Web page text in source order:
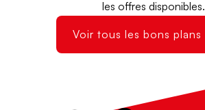
les offres disponibles.
Voir tous les bons plans